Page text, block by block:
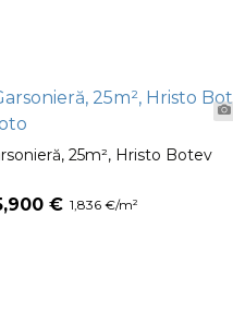
25m², Hristo Botev
€ 1,836 €/m²